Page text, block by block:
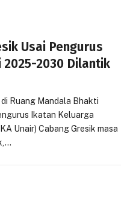
Usai Pengurus
2025-2030 Dilantik
Ruang Mandala Bhakti
Ikatan Keluarga
Unair) Cabang Gresik masa